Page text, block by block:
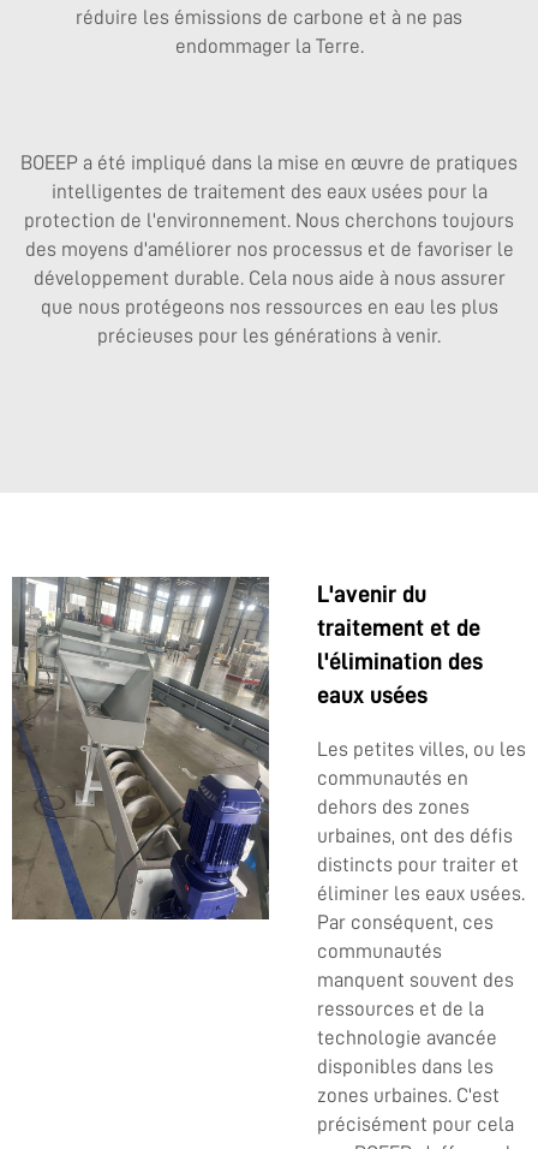
réduire les émissions de carbone et à ne pas
endommager la Terre.
BOEEP a été impliqué dans la mise en œuvre de pratiques
intelligentes de traitement des eaux usées pour la
protection de l'environnement. Nous cherchons toujours
des moyens d'améliorer nos processus et de favoriser le
développement durable. Cela nous aide à nous assurer
que nous protégeons nos ressources en eau les plus
précieuses pour les générations à venir.
L'avenir du
traitement et de
l'élimination des
eaux usées
Les petites villes, ou les
communautés en
dehors des zones
urbaines, ont des défis
distincts pour traiter et
éliminer les eaux usées.
Par conséquent, ces
communautés
manquent souvent des
ressources et de la
technologie avancée
disponibles dans les
zones urbaines. C'est
précisément pour cela